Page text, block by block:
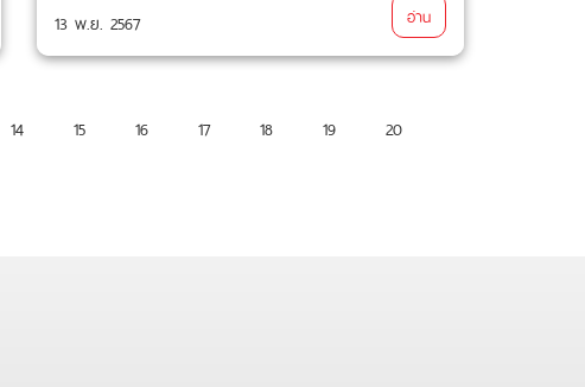
13 พ.ย. 2567
อ่าน
14 15 16 17 18 19
20